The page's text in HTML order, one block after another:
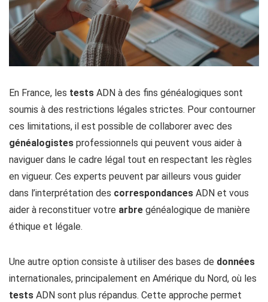
En France, les tests ADN à des fins généalogiques sont
soumis à des restrictions légales strictes. Pour contourner
ces limitations, il est possible de collaborer avec des
généalogistes professionnels qui peuvent vous aider à
naviguer dans le cadre légal tout en respectant les règles
en vigueur. Ces experts peuvent par ailleurs vous guider
dans l’interprétation des correspondances ADN et vous
aider à reconstituer votre arbre généalogique de manière
éthique et légale.
Une autre option consiste à utiliser des bases de données
internationales, principalement en Amérique du Nord, où les
tests ADN sont plus répandus. Cette approche permet